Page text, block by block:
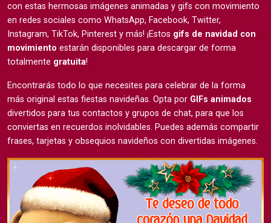
con estas hermosas imágenes animadas y gifs con movimiento
en redes sociales como WhatsApp, Facebook, Twitter,
Instagram, TikTok, Pinterest y más! ¡Estos gifs de navidad con
movimiento estarán disponibles para descargar de forma
totalmente gratuita!
Encontrarás todo lo que necesites para celebrar de la forma
más original estas fiestas navideñas. Opta por GIFs animados
divertidos para tus contactos y grupos de chat, para que los
conviertas en recuerdos inolvidables. Puedes además compartir
frases, tarjetas y obsequios navideños con divertidas imágenes.